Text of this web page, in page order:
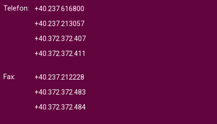
Telefon:
+40.237.616800
+40.237.213057
+40.372.372.407
+40.372.372.411
Fax:
+40.237.212228
+40.372.372.483
+40.372.372.484